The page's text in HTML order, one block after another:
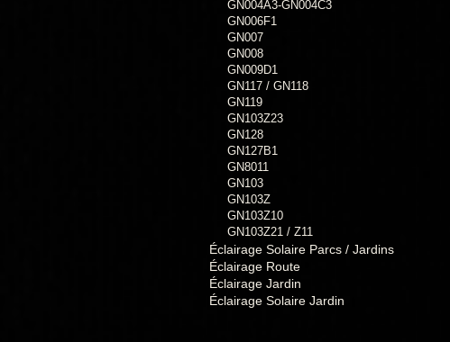
GN004A3-GN004C3
GN006F1
GN007
GN008
GN009D1
GN117 / GN118
GN119
GN103Z23
GN128
GN127B1
GN8011
GN103
GN103Z
GN103Z10
GN103Z21 / Z11
Éclairage Solaire Parcs / Jardins
Éclairage Route
Éclairage Jardin
Éclairage Solaire Jardin